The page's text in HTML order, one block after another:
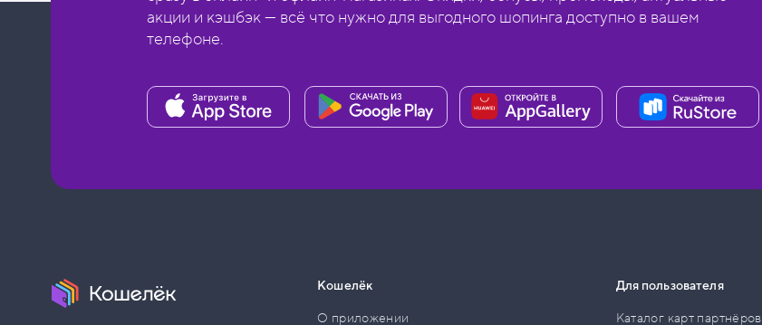
акции и кэшбэк — всё что нужно для выгодного шопинга доступно в вашем
телефоне.
Кошелёк
О приложении
Для пользователя
Каталог карт партнёров